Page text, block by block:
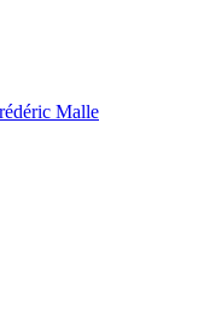
Malle